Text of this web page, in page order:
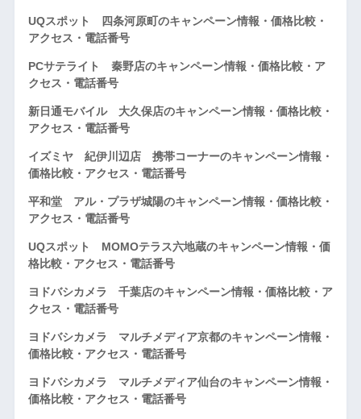
UQスポット 四条河原町のキャンペーン情報・価格比較・
アクセス・電話番号
PCサテライト 秦野店のキャンペーン情報・価格比較・ア
クセス・電話番号
新日通モバイル 大久保店のキャンペーン情報・価格比較・
アクセス・電話番号
イズミヤ 紀伊川辺店 携帯コーナーのキャンペーン情報・
価格比較・アクセス・電話番号
平和堂 アル・プラザ城陽のキャンペーン情報・価格比較・
アクセス・電話番号
UQスポット MOMOテラス六地蔵のキャンペーン情報・価
格比較・アクセス・電話番号
ヨドバシカメラ 千葉店のキャンペーン情報・価格比較・ア
クセス・電話番号
ヨドバシカメラ マルチメディア京都のキャンペーン情報・
価格比較・アクセス・電話番号
ヨドバシカメラ マルチメディア仙台のキャンペーン情報・
価格比較・アクセス・電話番号